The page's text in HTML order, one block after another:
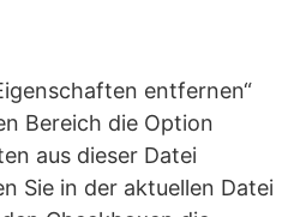
entfernen“
Bereich die Option
aus dieser Datei
Sie in der aktuellen Datei